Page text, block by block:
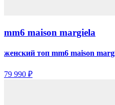
mm6 maison margiela
женский топ mm6 maison
79 990 ₽